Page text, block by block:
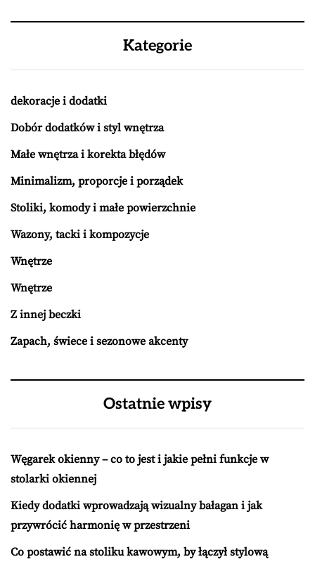
Kategorie
dekoracje i dodatki
Dobór dodatków i styl wnętrza
Małe wnętrza i korekta błędów
Minimalizm, proporcje i porządek
Stoliki, komody i małe powierzchnie
Wazony, tacki i kompozycje
Wnętrze
Wnętrze
Z innej beczki
Zapach, świece i sezonowe akcenty
Ostatnie wpisy
Węgarek okienny – co to jest i jakie pełni funkcje w
stolarki okiennej
Kiedy dodatki wprowadzają wizualny bałagan i jak
przywrócić harmonię w przestrzeni
Co postawić na stoliku kawowym, by łączył stylową